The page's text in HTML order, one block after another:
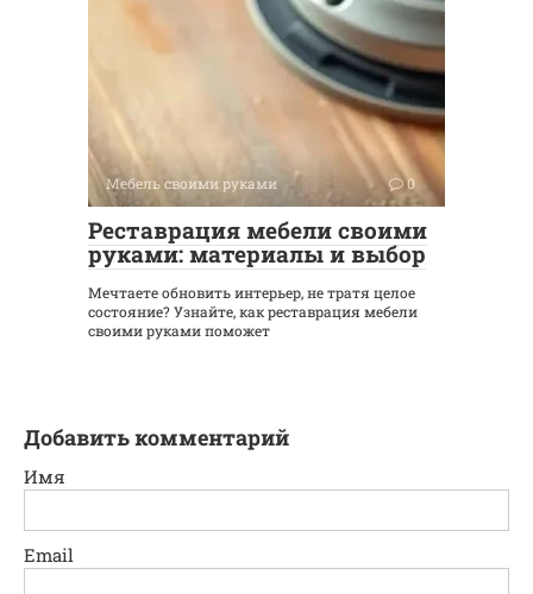
Мебель своими руками 0
Реставрация мебели своими
руками: материалы и выбор
Мечтаете обновить интерьер, не тратя целое
состояние? Узнайте, как реставрация мебели
своими руками поможет
Добавить комментарий
Имя
Email